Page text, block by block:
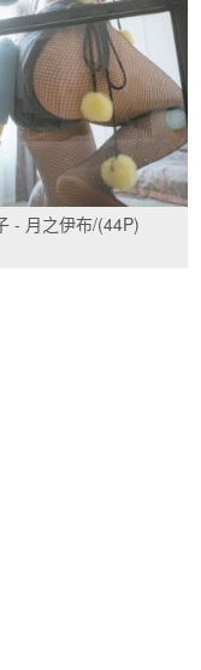
- 月之伊布/(44P)